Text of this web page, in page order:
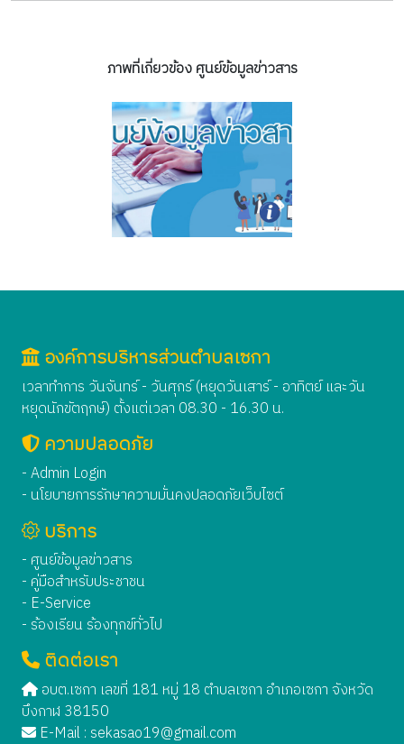
ภาพที่เกี่ยวข้อง ศูนย์ข้อมูลข่าวสาร
องค์การบริหารส่วนตำบลเซกา
เวลาทำการ วันจันทร์ - วันศุกร์ (หยุดวันเสาร์ - อาทิตย์ และวัน
หยุดนักขัตฤกษ์) ตั้งแต่เวลา 08.30 - 16.30 น.
ความปลอดภัย
- Admin Login
- นโยบายการรักษาความมั่นคงปลอดภัยเว็บไซต์
บริการ
- ศูนย์ข้อมูลข่าวสาร
- คู่มือสำหรับประชาชน
- E-Service
- ร้องเรียน ร้องทุกข์ทั่วไป
ติดต่อเรา
อบต.เซกา เลขที่ 181 หมู่ 18 ตำบลเซกา อำเภอเซกา จังหวัด
บึงกาฬ 38150
E-Mail : sekasao19@gmail.com